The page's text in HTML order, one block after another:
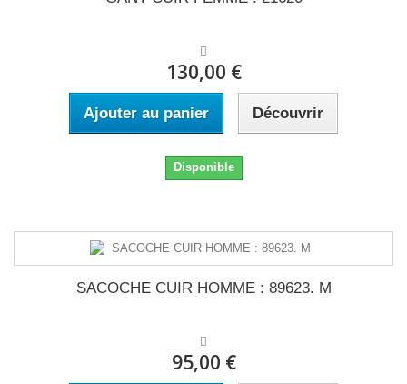
130,00 €
Ajouter au panier Découvrir
Disponible
SACOCHE CUIR HOMME : 89623. M
95,00 €